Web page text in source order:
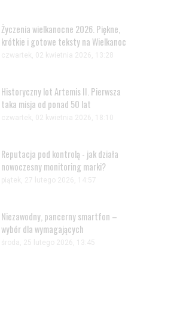
Życzenia wielkanocne 2026. Piękne,
krótkie i gotowe teksty na Wielkanoc
czwartek, 02 kwietnia 2026, 13:28
Historyczny lot Artemis II. Pierwsza
taka misja od ponad 50 lat
czwartek, 02 kwietnia 2026, 18:10
Reputacja pod kontrolą - jak działa
nowoczesny monitoring marki?
piątek, 27 lutego 2026, 14:57
Niezawodny, pancerny smartfon –
wybór dla wymagających
środa, 25 lutego 2026, 13:45